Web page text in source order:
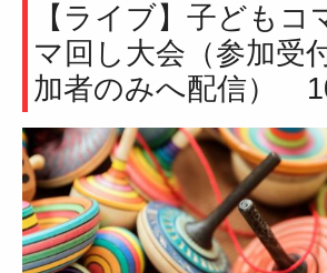
【ライブ】子どもコ
マ回し大会（参加受
加者のみへ配信）